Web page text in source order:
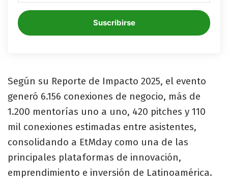
Suscribirse
Según su Reporte de Impacto 2025, el evento
generó 6.156 conexiones de negocio, más de
1.200 mentorías uno a uno, 420 pitches y 110
mil conexiones estimadas entre asistentes,
consolidando a EtMday como una de las
principales plataformas de innovación,
emprendimiento e inversión de Latinoamérica.